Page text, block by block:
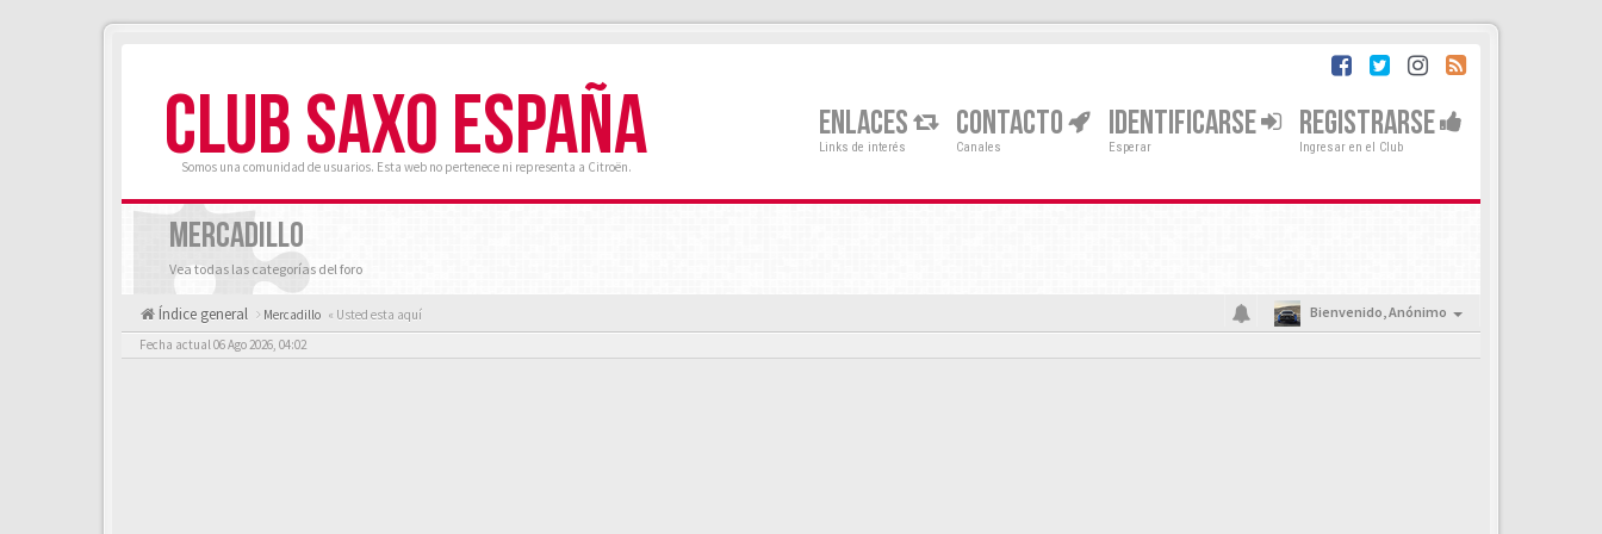
CLUB SAXO ESPAÑA
Somos una comunidad de usuarios. Esta web no pertenece ni representa a Citroën.
ENLACES
Links de interés
CONTACTO
Canales
IDENTIFICARSE
Esperar
REGISTRARSE
Ingresar en el Club
MERCADILLO
Vea todas las categorías del foro
Índice general Mercadillo « Usted esta aquí Bienvenido,Anónimo
Fecha actual 06 Ago 2026, 04:02